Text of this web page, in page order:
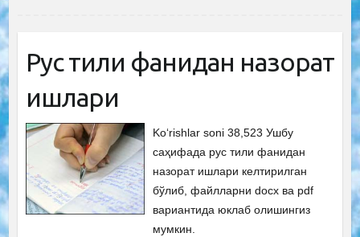
Рус тили фанидан назорат
ишлари
Ko‘rishlar soni 38,523 Ушбу
саҳифада рус тили фанидан
назорат ишлари келтирилган
бўлиб, файлларни docx ва pdf
вариантида юклаб олишингиз
мумкин.